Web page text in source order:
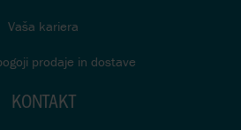
Vaša kariera
prodaje in dostave
KONTAKT